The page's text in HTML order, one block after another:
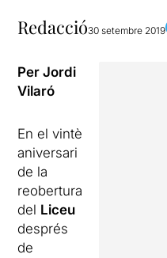
Redacció30 setembre 2019
Per Jordi
Vilaró
En el vintè
aniversari
de la
reobertura
del Liceu
després
de